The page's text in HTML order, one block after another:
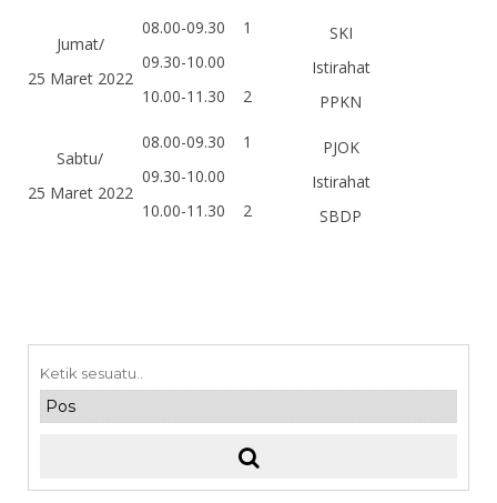
Jumat/
25 Maret 2022
08.00-09.30
09.30-10.00
10.00-11.30
1
2
SKI
Istirahat
PPKN
Sabtu/
25 Maret 2022
08.00-09.30
09.30-10.00
10.00-11.30
1
2
PJOK
Istirahat
SBDP